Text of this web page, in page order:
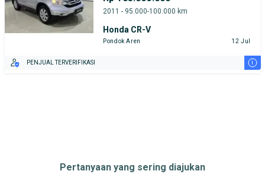
2011 - 95.000-100.000 km
Honda CR-V
Pondok Aren 12 Jul
PENJUAL TERVERIFIKASI i
Pertanyaan yang sering diajukan